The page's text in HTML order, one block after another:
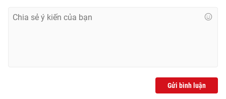
Gửi bình luận